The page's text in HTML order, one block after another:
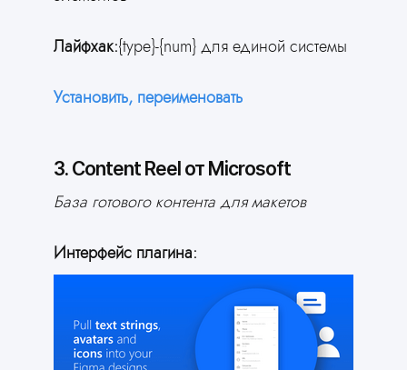
Лайфхак:{type}-{num} для единой системы
Установить, переименовать
3. Content Reel от Microsoft
База готового контента для макетов
Интерфейс плагина: